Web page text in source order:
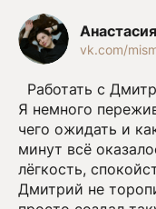
Анастасия
vk.com/
Работать с
Я немного
чего ожидать и
минут всё
лёгкость,
Дмитрий не